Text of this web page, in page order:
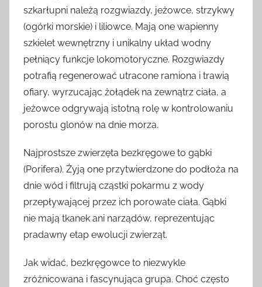
szkarłupni należą rozgwiazdy, jeżowce, strzykwy
(ogórki morskie) i liliowce. Mają one wapienny
szkielet wewnętrzny i unikalny układ wodny
pełniący funkcje lokomotoryczne. Rozgwiazdy
potrafią regenerować utracone ramiona i trawią
ofiary, wyrzucając żołądek na zewnątrz ciała, a
jeżowce odgrywają istotną rolę w kontrolowaniu
porostu glonów na dnie morza.
Najprostsze zwierzęta bezkręgowe to gąbki
(Porifera). Żyją one przytwierdzone do podłoża na
dnie wód i filtrują cząstki pokarmu z wody
przepływającej przez ich porowate ciała. Gąbki
nie mają tkanek ani narządów, reprezentując
pradawny etap ewolucji zwierząt.
Jak widać, bezkręgowce to niezwykle
zróżnicowana i fascynująca grupa. Choć często